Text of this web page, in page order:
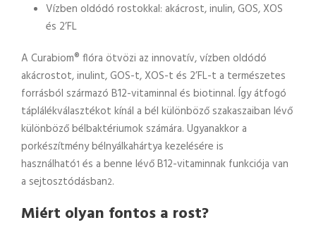
Vízben oldódó rostokkal: akácrost, inulin, GOS, XOS
és 2’FL
A Curabiom® flóra ötvözi az innovatív, vízben oldódó
akácrostot, inulint, GOS-t, XOS-t és 2’FL-t a természetes
forrásból származó B12-vitaminnal és biotinnal. Így átfogó
táplálékválasztékot kínál a bél különböző szakaszaiban lévő
különböző bélbaktériumok számára. Ugyanakkor a
porkészítmény bélnyálkahártya kezelésére is
használható1 és a benne lévő B12-vitaminnak funkciója van
a sejtosztódásban2.
Miért olyan fontos a rost?